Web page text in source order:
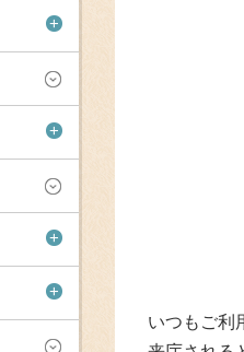
+
+
+
+
いつもご利